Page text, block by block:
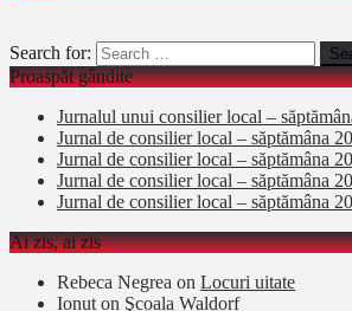
Search for:
Proaspăt gândite
Jurnalul unui consilier local –
Jurnal de consilier local – săptămâna
Jurnal de consilier local – săptămâna
Jurnal de consilier local – săptămâna
Jurnal de consilier local – săptămâna
Ai zis, ai zis
Rebeca Negrea on Locuri uitate
Ionut on Şcoala Waldorf